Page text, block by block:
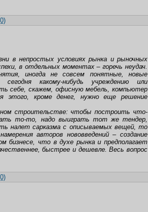
в непростых условиях рынка и рыночных
в отдельных моментах – горечь неудач.
иногда не совсем понятные, новые
какому-нибудь учреждению или
себе, скажем, офисную мебель, компьютер
этого, кроме денег, нужно еще решение
строительстве: чтобы построить что-
то-то, надо выиграть тот же тендер,
налет сарказма с описываемых вещей, то
авторов нововведений – создание
бизнесе, что в духе рынка и предполагает
быстрее и дешевле. Весь вопрос